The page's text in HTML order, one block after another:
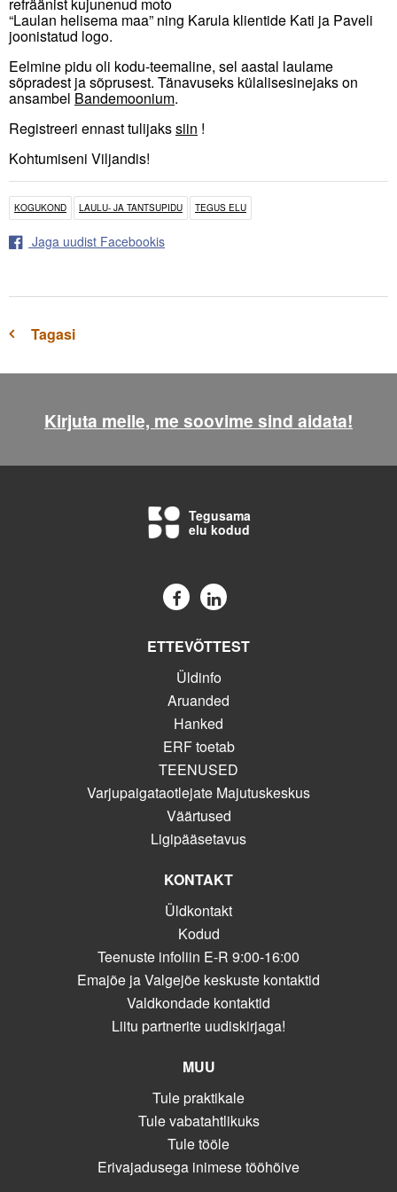
“Laulan helisema maa” ning Karula klientide Kati ja Paveli
joonistatud logo.
Eelmine pidu oli kodu-teemaline, sel aastal laulame
sõpradest ja sõprusest. Tänavuseks külalisesinejaks on
ansambel Bandemoonium.
Registreeri ennast tulijakssiin !
Kohtumiseni Viljandis!
KOGUKOND LAULU- JA TANTSUPIDU TEGUS ELU
Jaga uudist Facebookis
Tagasi
Kirjuta meile, me soovime sind aidata!
Tegusama
elu kodud
ETTEVÕTTEST
Üldinfo
Aruanded
Hanked
ERF toetab
TEENUSED
Varjupaigataotlejate Majutuskeskus
Väärtused
Ligipääsetavus
KONTAKT
Üldkontakt
Kodud
Teenuste infoliin E-R 9:00-16:00
Emajõe ja Valgejõe keskuste kontaktid
Valdkondade kontaktid
Liitu partnerite uudiskirjaga!
MUU
Tule praktikale
Tule vabatahtlikuks
Tule tööle
Erivajadusega inimese tööhõive